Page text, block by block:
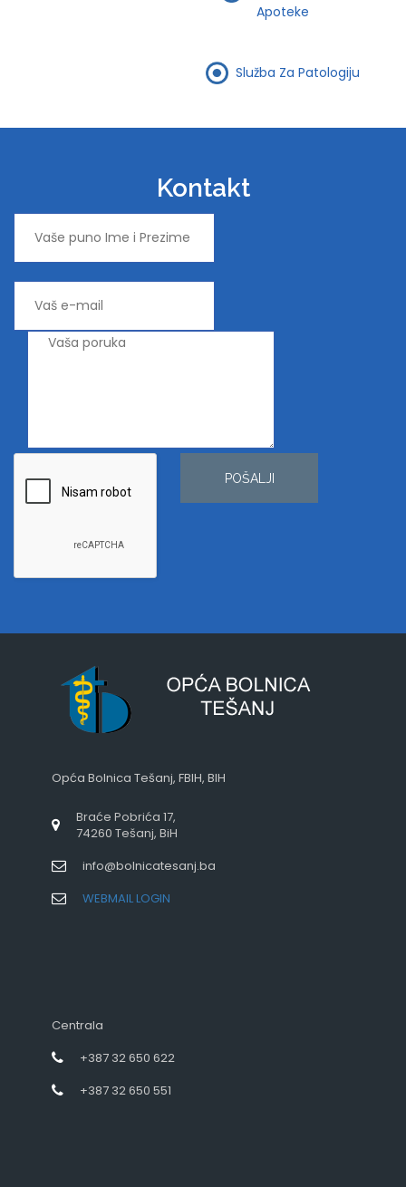
Apoteke
Služba Za Patologiju
Kontakt
POŠALJI
Opća Bolnica Tešanj, FBIH, BIH
Braće Pobrića 17,
74260 Tešanj, BiH
info@bolnicatesanj.ba
WEBMAIL LOGIN
Centrala
+387 32 650 622
+387 32 650 551